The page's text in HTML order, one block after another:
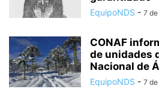
EquipoNDS - 7
CONAF
de unidades
Nacional de
EquipoNDS - 7